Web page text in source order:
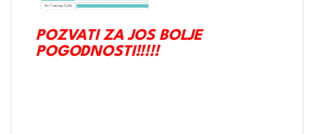
POZVATI ZA JOS BOLJE
POGODNOSTI!!!!!